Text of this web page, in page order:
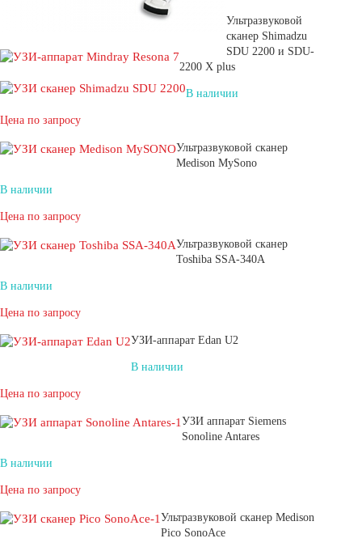
Ультразвуковой
сканер Shimadzu
SDU 2200 и SDU-
2200 X plus
В наличии
Цена по запросу
Ультразвуковой сканер
Medison MySono
В наличии
Цена по запросу
Ультразвуковой сканер
Toshiba SSA-340A
В наличии
Цена по запросу
УЗИ-аппарат Edan U2
В наличии
Цена по запросу
УЗИ аппарат Siemens
Sonoline Antares
В наличии
Цена по запросу
Ультразвуковой сканер Medison
Pico SonoAce